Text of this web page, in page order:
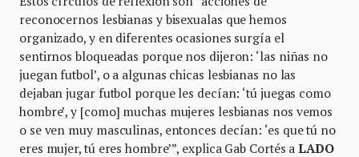
reconocernos lesbianas y bisexualas que hemos
organizado, y en diferentes ocasiones surgía el
sentirnos bloqueadas porque nos dijeron: ‘las niñas no
juegan futbol’, o a algunas chicas lesbianas no las
dejaban jugar futbol porque les decían: ‘tú juegas como
hombre’, y [como] muchas mujeres lesbianas nos vemos
o se ven muy masculinas, entonces decían: ‘es que tú no
eres mujer, tú eres hombre’”, explica Gab Cortés aLADO